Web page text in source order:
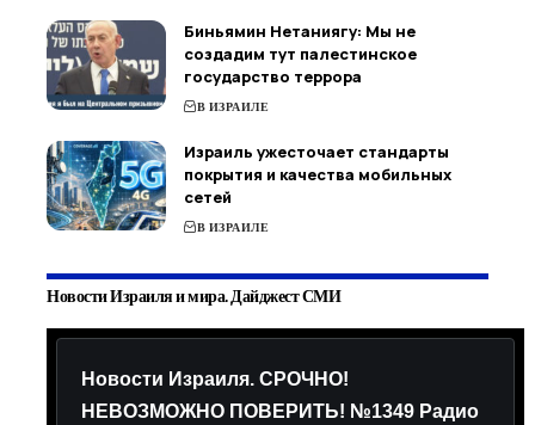
Биньямин Нетаниягу: Мы не
создадим тут палестинское
государство террора
В ИЗРАИЛЕ
Израиль ужесточает стандарты
покрытия и качества мобильных
сетей
В ИЗРАИЛЕ
Новости Израиля и мира. Дайджест СМИ